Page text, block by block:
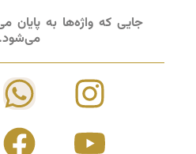
جایی که واژه‌ها به پایان
می‌شود.